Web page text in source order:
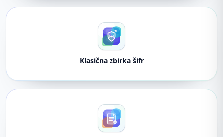
Klasična zbirka šifr